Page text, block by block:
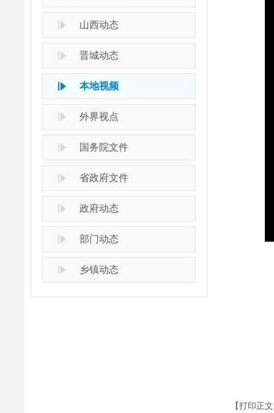
山西动态
晋城动态
本地视频
外界视点
国务院文件
省政府文件
政府动态
部门动态
乡镇动态
【打印正